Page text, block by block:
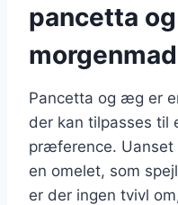
pancetta
morgenmad
Pancetta og æg er
der kan tilpasses til
præference.
en omelet, som
er der ingen tvivl